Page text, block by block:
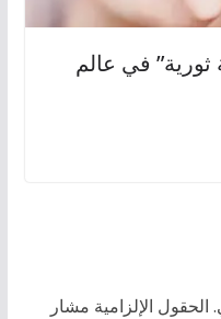
ثورية” في عالم
الحقول الإلزامية مشار